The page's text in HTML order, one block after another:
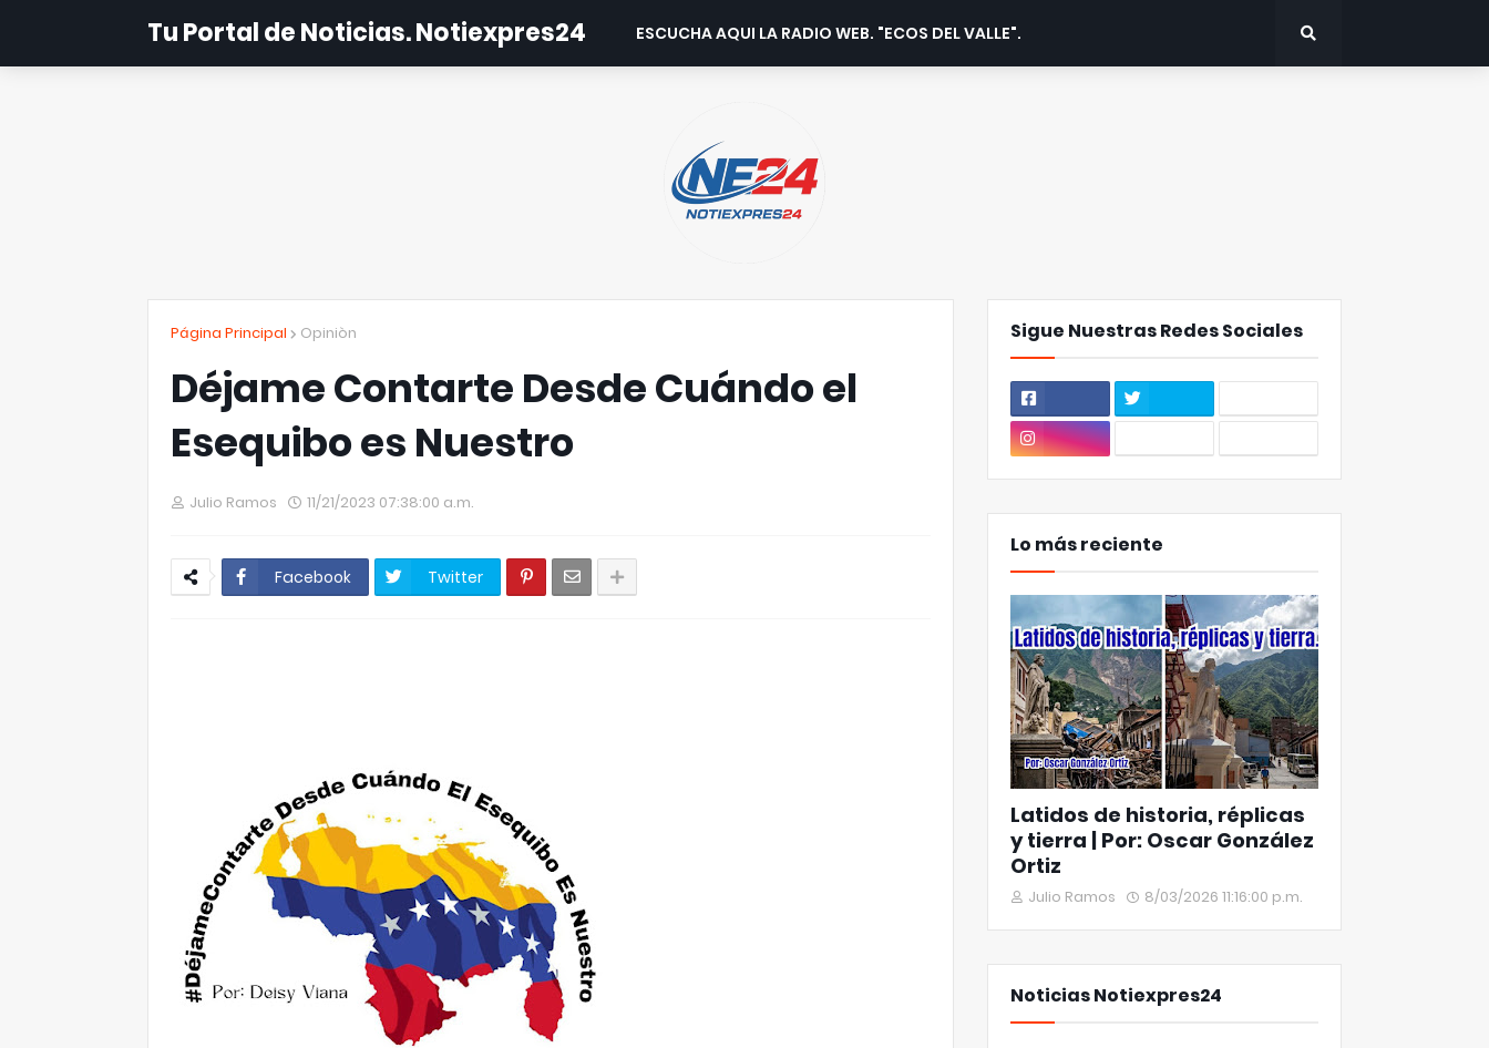
Tu Portal de Noticias. Notiexpres24 ESCUCHA AQUI LA RADIO WEB. "ECOS DEL VALLE".
Página Principal Opiniòn
Déjame Contarte Desde Cuándo el
Esequibo es Nuestro
Julio Ramos 11/21/2023 07:38:00 a.m.
Facebook Twitter
Sigue Nuestras Redes Sociales
Lo más reciente
Latidos de historia, réplicas
y tierra | Por: Oscar González
Ortiz
Julio Ramos 8/03/2026 11:16:00 p.m.
Noticias Notiexpres24